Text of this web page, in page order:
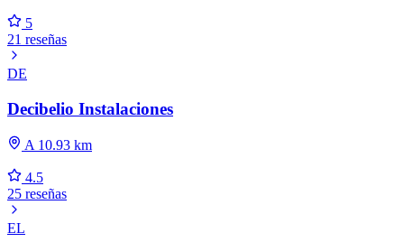
5
21 reseñas
DE
Decibelio Instalaciones
A 10.93 km
4.5
25 reseñas
EL